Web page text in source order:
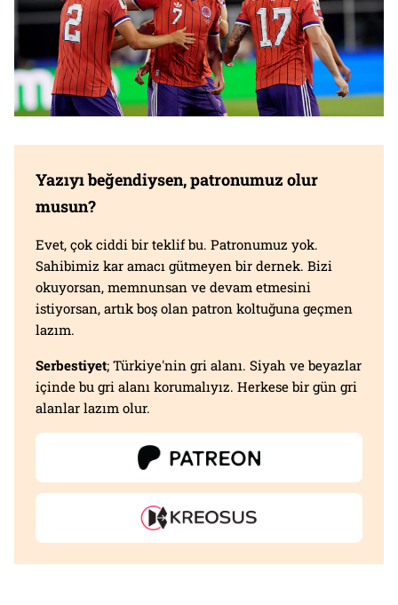
Yazıyı beğendiysen, patronumuz olur
musun?
Evet, çok ciddi bir teklif bu. Patronumuz yok.
Sahibimiz kar amacı gütmeyen bir dernek. Bizi
okuyorsan, memnunsan ve devam etmesini
istiyorsan, artık boş olan patron koltuğuna geçmen
lazım.
Serbestiyet; Türkiye'nin gri alanı. Siyah ve beyazlar
içinde bu gri alanı korumalıyız. Herkese bir gün gri
alanlar lazım olur.